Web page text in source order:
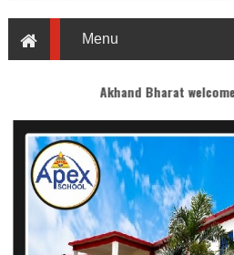
Bharat welcomes you